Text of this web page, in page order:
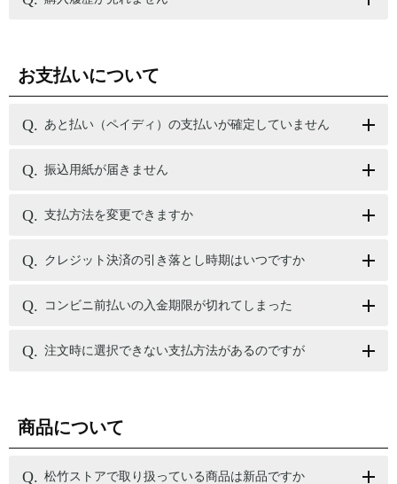
お支払いについて
あと払い（ペイディ）の支払いが確定していません
振込用紙が届きません
支払方法を変更できますか
クレジット決済の引き落とし時期はいつですか
コンビニ前払いの入金期限が切れてしまった
注文時に選択できない支払方法があるのですが
商品について
松竹ストアで取り扱っている商品は新品ですか